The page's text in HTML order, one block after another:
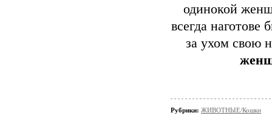
одинокой
всегда наготове
за ухом свою
Рубрики: ЖИВОТНЫЕ/Кошки